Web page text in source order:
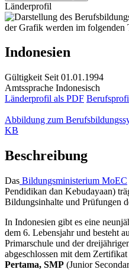
Länderprofil
Indonesien
Gültigkeit Seit 01.01.1994
Amtssprache Indonesisch
Länderprofil als PDF
Abbildung zum
KB
Beschreibung
Das Bildungsministerium MoEC
Pendidikan dan Kebudayaan)
Bildungsinhalte und Prüfungen
In Indonesien gibt es eine
dem 6. Lebensjahr und besteht
Primarschule und der
abgeschlossen mit dem Zertifikat
Pertama, SMP (Junior